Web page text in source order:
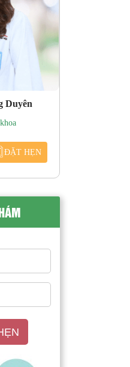
Duyên
ĐẶT HẸN